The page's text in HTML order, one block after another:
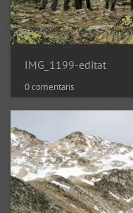
IMG_1199-editat
0 comentaris